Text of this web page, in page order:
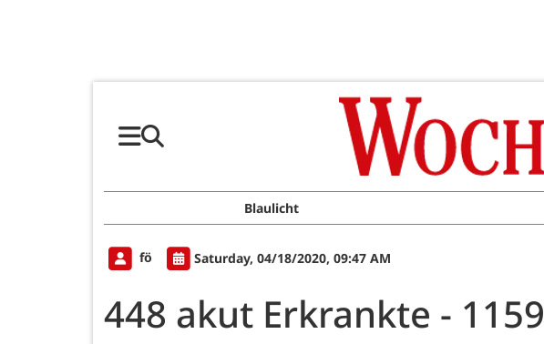
Blaulicht
fö Saturday, 04/18/2020, 09:47 AM
448 akut Erkrankte -